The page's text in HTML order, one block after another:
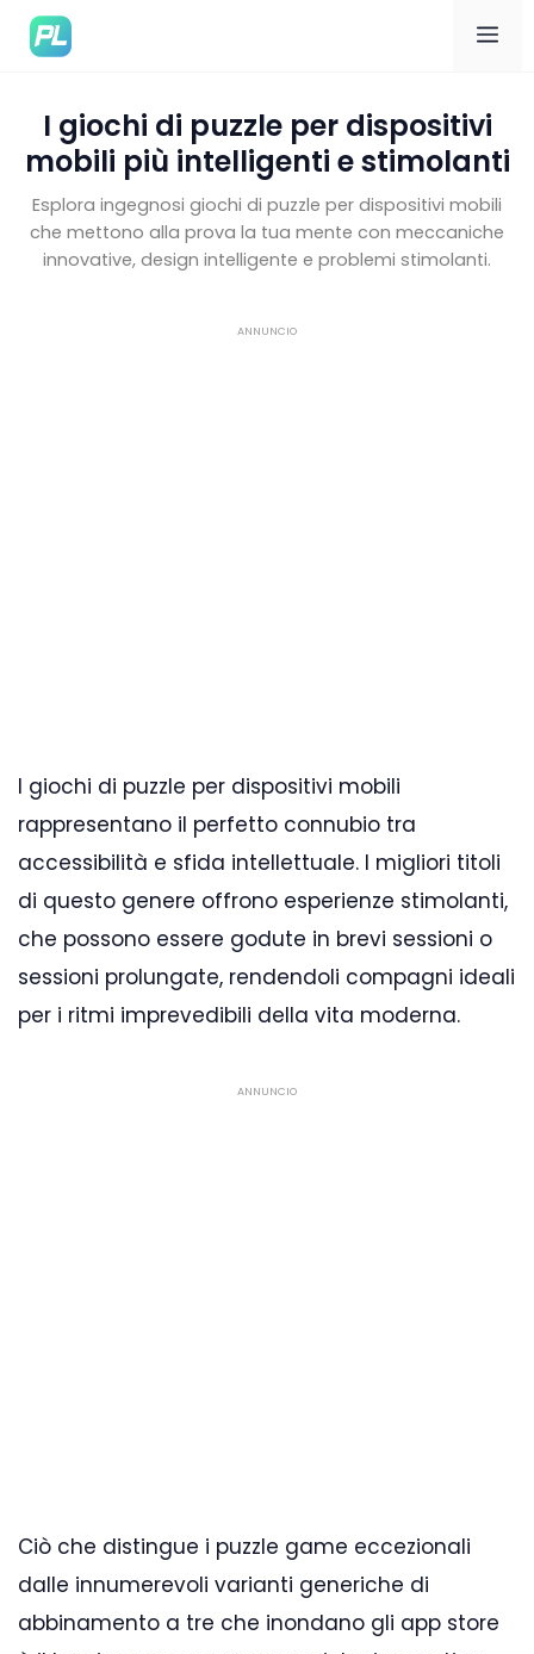
I giochi di puzzle per dispositivi
mobili più intelligenti e stimolanti
Esplora ingegnosi giochi di puzzle per dispositivi mobili
che mettono alla prova la tua mente con meccaniche
innovative, design intelligente e problemi stimolanti.
ANNUNCIO
I giochi di puzzle per dispositivi mobili
rappresentano il perfetto connubio tra
accessibilità e sfida intellettuale. I migliori titoli
di questo genere offrono esperienze stimolanti,
che possono essere godute in brevi sessioni o
sessioni prolungate, rendendoli compagni ideali
per i ritmi imprevedibili della vita moderna.
ANNUNCIO
Ciò che distingue i puzzle game eccezionali
dalle innumerevoli varianti generiche di
abbinamento a tre che inondano gli app store